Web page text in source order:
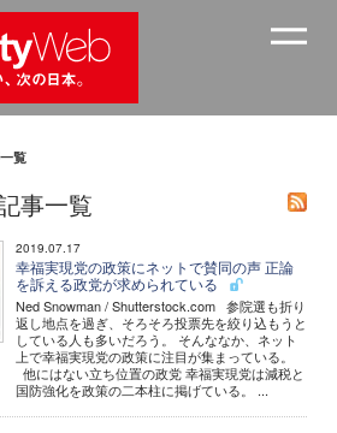
覧
事一覧
2019.07.17
幸福実現党の政策にネットで賛同の声 正論
を訴える政党が求められている
Ned Snowman / Shutterstock.com 参院選も折り
返し地点を過ぎ、そろそろ投票先を絞り込もうと
している人も多いだろう。 そんななか、ネット
上で幸福実現党の政策に注目が集まっている。
他にはない立ち位置の政党 幸福実現党は減税と
国防強化を政策の二本柱に掲げている。 ...